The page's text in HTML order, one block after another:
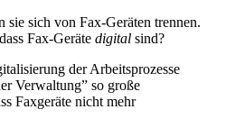
sie sich von Fax-Geräten trennen.
Fax-Geräte digital sind?
der Arbeitsprozesse
Verwaltung” so große
Faxgeräte nicht mehr